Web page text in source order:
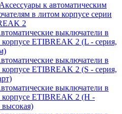
к автоматическим
в литом корпусе серии
2
выключатели в
ETIBREAK 2 (L - серия,
выключатели в
ETIBREAK 2 (S - серия,
выключатели в
корпусе ETIBREAK 2 (H -
высокая)